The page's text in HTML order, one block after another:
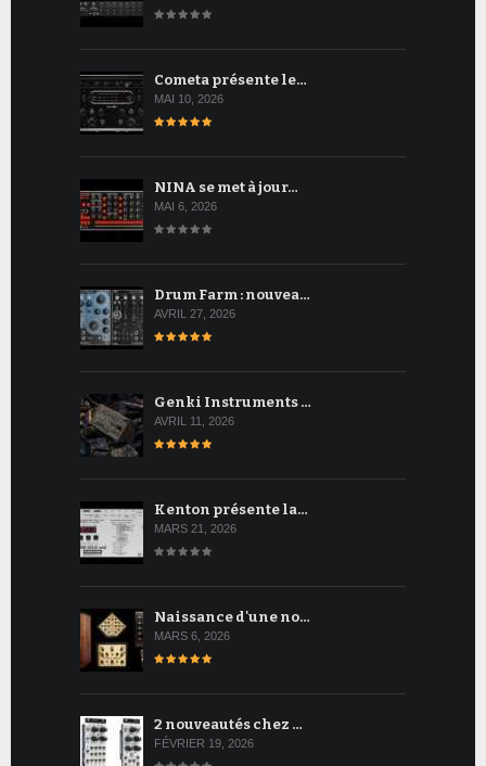
Cometa présente le…
MAI 10, 2026
NINA se met à jour…
MAI 6, 2026
Drum Farm : nouvea…
AVRIL 27, 2026
Genki Instruments …
AVRIL 11, 2026
Kenton présente la…
MARS 21, 2026
Naissance d'une no…
MARS 6, 2026
2 nouveautés chez …
FÉVRIER 19, 2026